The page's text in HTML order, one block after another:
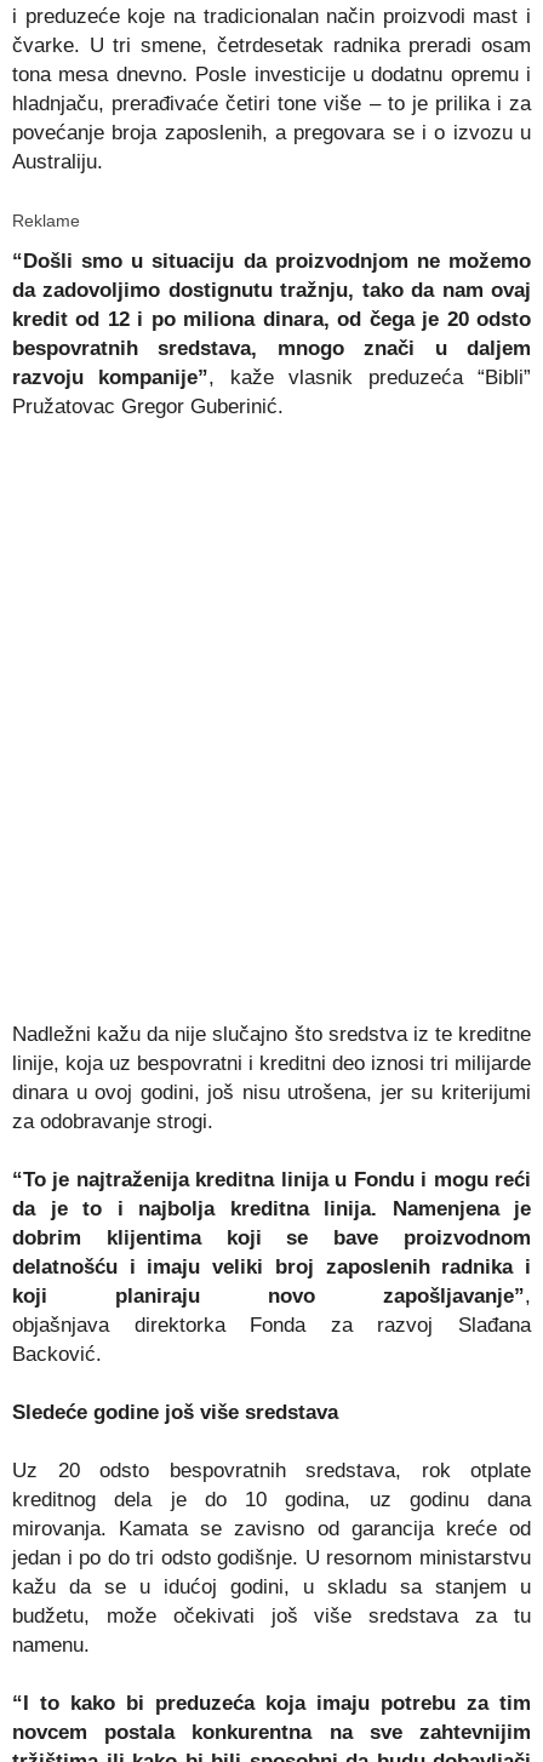
i preduzeće koje na tradicionalan način proizvodi mast i
čvarke. U tri smene, četrdesetak radnika preradi osam
tona mesa dnevno. Posle investicije u dodatnu opremu i
hladnjaču, prerađivaće četiri tone više – to je prilika i za
povećanje broja zaposlenih, a pregovara se i o izvozu u
Australiju.
Reklame
“Došli smo u situaciju da proizvodnjom ne možemo
da zadovoljimo dostignutu tražnju, tako da nam ovaj
kredit od 12 i po miliona dinara, od čega je 20 odsto
bespovratnih sredstava, mnogo znači u daljem
razvoju kompanije”, kaže vlasnik preduzeća “Bibli”
Pružatovac Gregor Guberinić.
Nadležni kažu da nije slučajno što sredstva iz te kreditne
linije, koja uz bespovratni i kreditni deo iznosi tri milijarde
dinara u ovoj godini, još nisu utrošena, jer su kriterijumi
za odobravanje strogi.
“To je najtraženija kreditna linija u Fondu i mogu reći
da je to i najbolja kreditna linija. Namenjena je
dobrim klijentima koji se bave proizvodnom
delatnošću i imaju veliki broj zaposlenih radnika i
koji planiraju novo zapošljavanje”,
objašnjava direktorka Fonda za razvoj Slađana
Backović.
Sledeće godine još više sredstava
Uz 20 odsto bespovratnih sredstava, rok otplate
kreditnog dela je do 10 godina, uz godinu dana
mirovanja. Kamata se zavisno od garancija kreće od
jedan i po do tri odsto godišnje. U resornom ministarstvu
kažu da se u idućoj godini, u skladu sa stanjem u
budžetu, može očekivati još više sredstava za tu
namenu.
“I to kako bi preduzeća koja imaju potrebu za tim
novcem postala konkurentna na sve zahtevnijim